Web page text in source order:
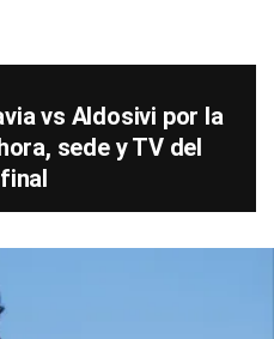
vs Aldosivi por la
sede y TV del